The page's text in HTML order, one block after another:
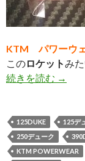
KTM パワーウェ
このロケットみ
続きを読む 意外
→
125DUKE 125デ
250デューク
KTM POWERWEAR